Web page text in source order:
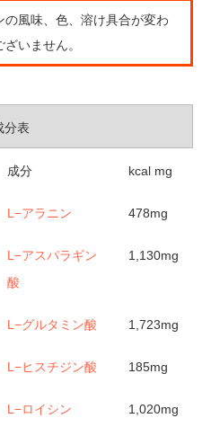
風味、色、溶け具合が変わ
いません。
分表
成分 kcal mg
L−アラニン 478mg
L−アスパラギン
酸
1,130mg
L−グルタミン酸 1,723mg
L−ヒスチジン酸 185mg
L−ロイシン
1,020mg